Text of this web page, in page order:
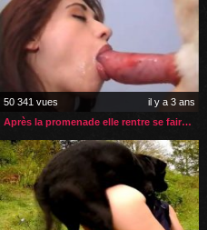
50 341 vues
il y a 3 ans
Après la promenade elle rentre se faire baiser par son chien